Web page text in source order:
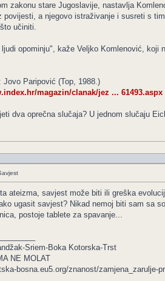
zakonu stare Jugoslavije, nastavlja
povijesti, a njegovo istraživanje i susreti s
učiniti.
opominju", kaže Veljko Komlenović, koji
Jovo Paripović (Top, 1988.)
magazin/clanak/jez ... 61493.aspx
dva oprečna slučaja? U jednom slučaju
ateizma, savjest može biti ili greška
ugasit savjest? Nikad nemoj biti sam sa
postoje tablete za spavanje...
Sriem-Boka Kotorska-Trst
NE MOLAT
bosna.eu5.org/znanost/zamjena_zarulje-